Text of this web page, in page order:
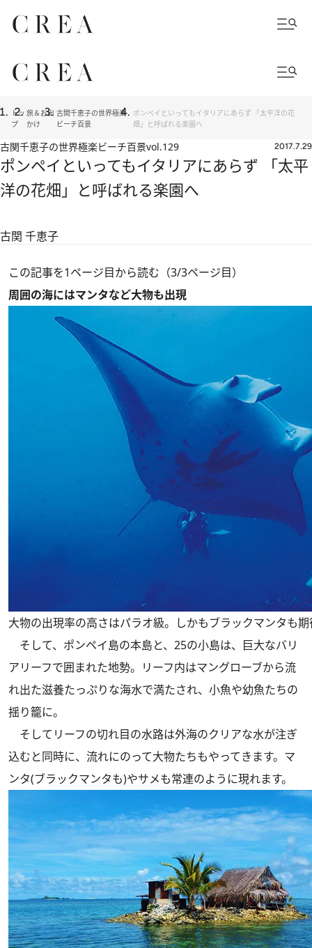
トッ
プ
旅＆お出
かけ
古関千恵子の世界極楽
ビーチ百景
ポンペイといってもイタリアにあらず 「太平洋の花
畑」と呼ばれる楽園へ
古関千恵子の世界極楽ビーチ百景vol.129 2017.7.29
ポンペイといってもイタリアにあらず 「太平
洋の花畑」と呼ばれる楽園へ
古関 千恵子
この記事を1ページ目から読む（3/3ページ目）
周囲の海にはマンタなど大物も出現
大物の出現率の高さはパラオ級。しかもブラックマンタも
そして、ポンペイ島の本島と、25の小島は、巨大なバリ
アリーフで囲まれた地勢。リーフ内はマングローブから流
れ出た滋養たっぷりな海水で満たされ、小魚や幼魚たちの
揺り籠に。
そしてリーフの切れ目の水路は外海のクリアな水が注ぎ
込むと同時に、流れにのって大物たちもやってきます。マ
ンタ(ブラックマンタも)やサメも常連のように現れます。